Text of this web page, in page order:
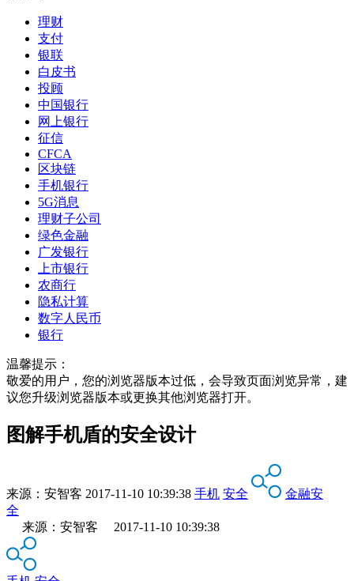
理财
支付
银联
白皮书
投顾
中国银行
网上银行
征信
CFCA
区块链
手机银行
5G消息
理财子公司
绿色金融
广发银行
上市银行
农商行
隐私计算
数字人民币
银行
温馨提示：
敬爱的用户，您的浏览器版本过低，会导致页面浏览异常，建
议您升级浏览器版本或更换其他浏览器打开。
图解手机盾的安全设计
来源： 安智客 2017-11-10 10:39:38 手机 安全
金融安
全
来源：安智客 2017-11-10 10:39:38